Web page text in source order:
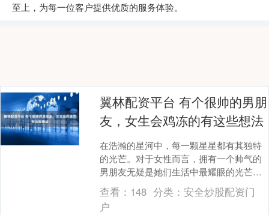
至上，为每一位客户提供优质的服务体验。
翼林配资平台 有个很帅的男朋
友，女生会鸡冻的有这些想法
在浩瀚的星河中，每一颗星星都有其独特
的光芒。对于女性而言，拥有一个帅气的
男朋友无疑是她们生活中最耀眼的光芒之
一。然而，这背后隐藏的想法和感受却远
比外表所展现的更....
查看： 148 分类： 安全炒股配资门
户